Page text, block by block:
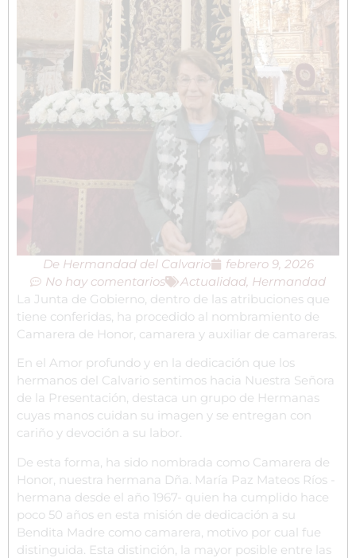
De Hermandad del Calvario
febrero 9, 2026
No hay comentarios
Actualidad Hermandad
La Junta de Gobierno, dentro de las atribuciones que
tiene conferidas, ha procedido al nombramiento de
Camarera de Honor, camarera y auxiliar de camareras.
En el Amor profundo y en la dedicación que los
hermanos del Calvario sentimos hacia Nuestra Señora
de la Presentación, destaca un grupo de Hermanas
cuyas manos cuidan su imagen y se entregan con
cariño y devoción a su labor.
De esta forma, ha sido nombrada como Camarera de
Honor, nuestra hermana Dña. María Paz Mateos Ríos -
hermana desde el año 1967- quien ha cumplido hace
poco 50 años en esta misión de dedicación a su
Bendita Madre como camarera, motivo por cual fue
distinguida. Esta distinción, la mayor posible entre las